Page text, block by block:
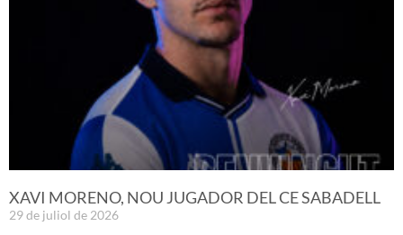
XAVI MORENO, NOU JUGADOR DEL CE SABADELL
29 de juliol de 2026